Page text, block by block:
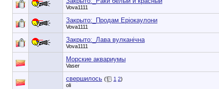
Vova1111
Закрыто:_ Продам Еріокаулони
Vova1111
Закрыто:_ Лава вулканічна
Vova1111
Морские аквариумы
Vaser
свершилось ( 1 2)
oli